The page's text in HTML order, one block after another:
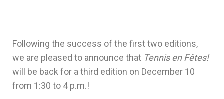
Following the success of the first two editions,
we are pleased to announce that Tennis en Fêtes!
will be back for a third edition on December 10
from 1:30 to 4 p.m.!